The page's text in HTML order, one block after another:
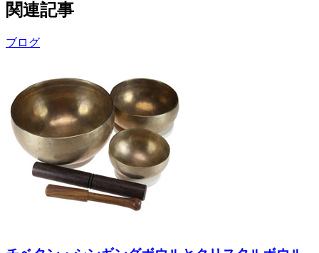
関連記事
ブログ